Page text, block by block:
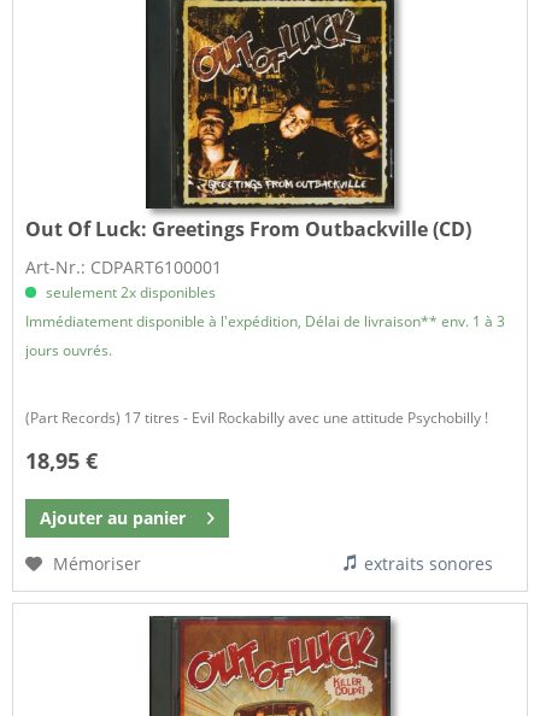
Out Of Luck: Greetings From Outbackville (CD)
Art-Nr.: CDPART6100001
seulement 2x disponibles
Immédiatement disponible à l'expédition, Délai de livraison** env. 1 à 3
jours ouvrés.
(Part Records) 17 titres - Evil Rockabilly avec une attitude Psychobilly !
18,95 €
Ajouter au panier
Mémoriser
extraits sonores